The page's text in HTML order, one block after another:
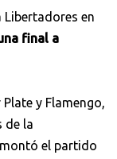
Libertadores en
final a
y Flamengo,
de la
el partido